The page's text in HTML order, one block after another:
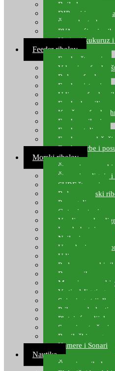
Boile lovne
DIP-ovi i arome
Šaranske torbe
PVA vrećice i
Umjetni kukuruz i
Feeder ribolov
Feeder štapovi
Vrhovi za feeder
Role za feeder
Feeder sistemi
Udice za feeder
Feeder hranilice
Kopče za feeder
Feeder najloni
Feeder stolice
Feeder arm držači
Feeder torbe i
Morski ribolov
Štapovi za
Štapovi za lignje i
SURF štapovi
Role za morski
Parangali
Gotovi setovi za
Varalice za lov
Lov hobotnice
Najloni za more
Upredenice za
Udice za more
Perle za morski
Brum prihrana za
Mamci za morski
Vertical Jigging
Spinning strijelke,
Pribor za bolentino
Plutajuća odijela
Sonari za traženje
Ronilački program
Kamere i Sonari
Nautika
Čamci za ribolov,